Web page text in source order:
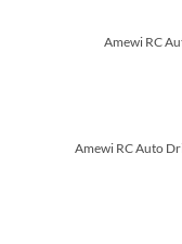
Amewi RC
Amewi RC Auto